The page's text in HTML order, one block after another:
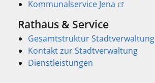
Kommunalservice Jena
Rathaus & Service
Gesamtstruktur Stadtverwaltung
Kontakt zur Stadtverwaltung
Dienstleistungen